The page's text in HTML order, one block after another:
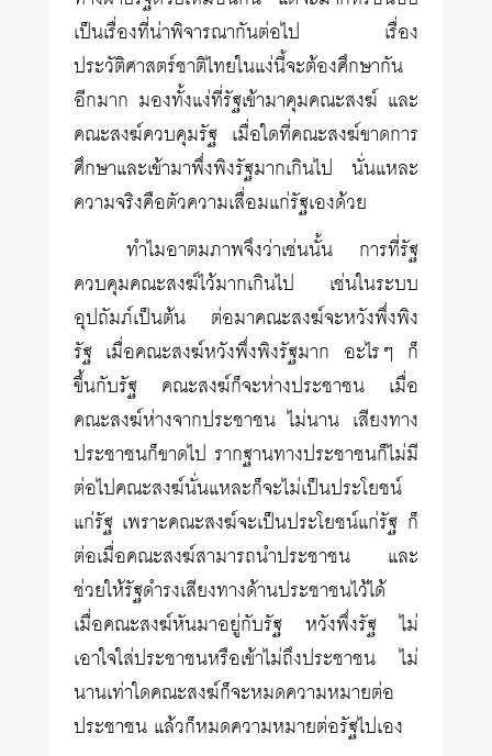
เป็นเรื่องที่น่าพิจารณากันต่อไป เรื่อง
ประวัติศาสตร์ชาติไทยในแง่นี้จะต้องศึกษากัน
อีกมาก มองทั้งแง่ที่รัฐเข้ามาคุมคณะสงฆ์ และ
คณะสงฆ์ควบคุมรัฐ เมื่อใดที่คณะสงฆ์ขาดการ
ศึกษาและเข้ามาพึ่งพิงรัฐมากเกินไป นั่นแหละ
ความจริงคือตัวความเสื่อมแก่รัฐเองด้วย
ทำไมอาตมภาพจึงว่าเช่นนั้น การที่รัฐ
ควบคุมคณะสงฆ์ไว้มากเกินไป เช่นในระบบ
อุปถัมภ์เป็นต้น ต่อมาคณะสงฆ์จะหวังพึ่งพิง
รัฐ เมื่อคณะสงฆ์หวังพึ่งพิงรัฐมาก อะไรๆ ก็
ขึ้นกับรัฐ คณะสงฆ์ก็จะห่างประชาชน เมื่อ
คณะสงฆ์ห่างจากประชาชน ไม่นาน เสียงทาง
ประชาชนก็ขาดไป รากฐานทางประชาชนก็ไม่มี
ต่อไปคณะสงฆ์นั่นแหละก็จะไม่เป็นประโยชน์
แก่รัฐ เพราะคณะสงฆ์จะเป็นประโยชน์แก่รัฐ ก็
ต่อเมื่อคณะสงฆ์สามารถนำประชาชน และ
ช่วยให้รัฐดำรงเสียงทางด้านประชาชนไว้ได้
เมื่อคณะสงฆ์หันมาอยู่กับรัฐ หวังพึ่งรัฐ ไม่
เอาใจใส่ประชาชนหรือเข้าไม่ถึงประชาชน ไม่
นานเท่าใดคณะสงฆ์ก็จะหมดความหมายต่อ
ประชาชน แล้วก็หมดความหมายต่อรัฐไปเอง